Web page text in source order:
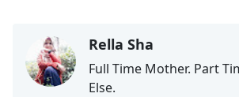
Rella Sha
Full Time Mother. Part
Else.